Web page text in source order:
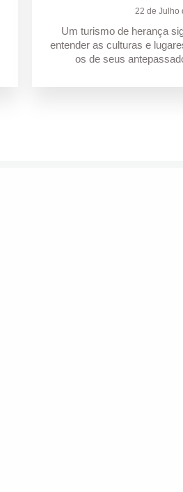
22 de Julho
Um turismo de herança
entender as culturas e
os de seus